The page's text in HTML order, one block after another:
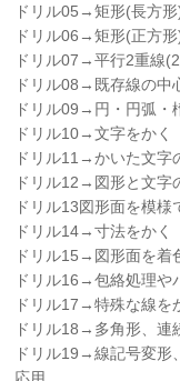
ドリル05→矩形(長方形
ドリル06→矩形(正方
ドリル07→平行2重線(2
ドリル08→既存線の中
ドリル09→円・円弧・
ドリル10→文字をかく
ドリル11→かいた文字
ドリル12→図形と文字
ドリル13図形面を模
ドリル14→寸法をかく
ドリル15→図形面を着
ドリル16→包絡処理や
ドリル17→特殊な線を
ドリル18→多角形、連
ドリル19→線記号変形
応用